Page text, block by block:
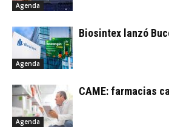
Agenda
Agenda
Biosintex lanzó
Agenda
CAME: farmacias